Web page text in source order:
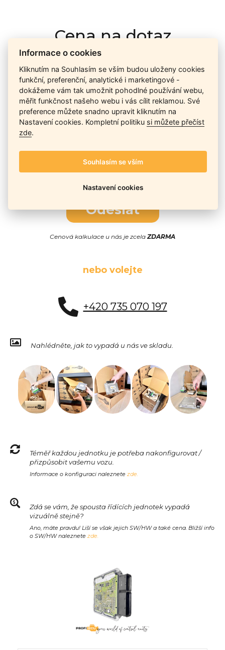
Cena na dotaz
Ceny závisí na množství kusů skladem, dostupnosti náhrad,
výkonnosti a atypičnosti daného modelu. Pokusíme se
nabídnout aktuálněnejlepší cenu, a Vy si vyberete, co je pro
Vás nejvýhodnější.
Odeslat
Cenová kalkulace u nás je zcelaZDARMA
nebo volejte
+420 735 070 197
Nahlédněte, jak to vypadá u nás ve skladu.
Téměř každou jednotku je potřeba nakonfigurovat /
přizpůsobit vašemu vozu.
Informace o konfiguraci naleznete zde.
Zdá se vám, že spousta řídících jednotek vypadá
vizuálně stejně?
Ano, máte pravdu! Liší se však jejich SW/HW a také cena. Bližší info
o SW/HW naleznete zde.
Informace o cookies
Kliknutím na Souhlasím se vším budou uloženy cookies
funkční, preferenční, analytické i marketingové -
dokážeme vám tak umožnit pohodlné používání webu,
měřit funkčnost našeho webu i vás cílit reklamou. Své
preference můžete snadno upravit kliknutím na
Nastavení cookies. Kompletní politiku si můžete přečíst
zde.
Souhlasím se vším
Nastavení cookies